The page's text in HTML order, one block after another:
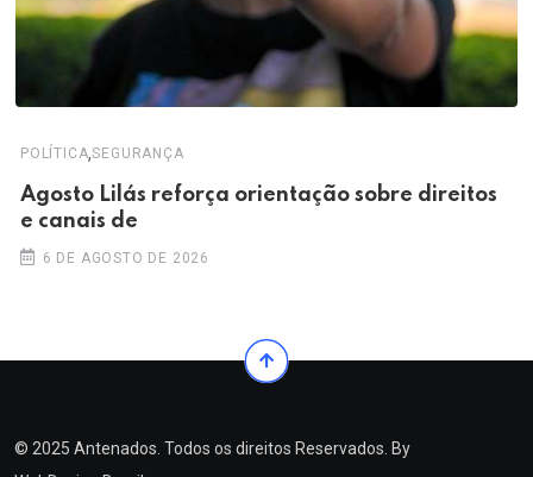
POLÍTICA,SEGURANÇA
Agosto Lilás reforça orientação sobre direitos
e canais de
6 DE AGOSTO DE 2026
© 2025 Antenados. Todos os direitos Reservados. By